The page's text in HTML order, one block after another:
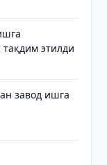
тақдим этилди
завод ишга